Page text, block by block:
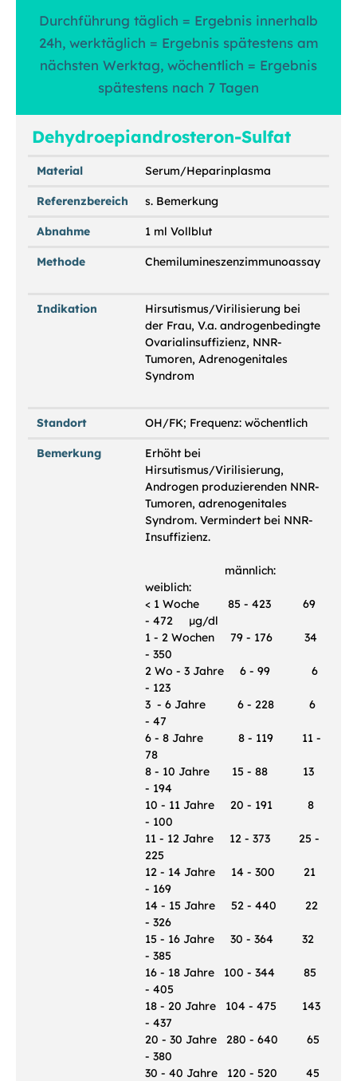
Durchführung täglich = Ergebnis innerhalb
24h, werktäglich = Ergebnis spätestens am
nächsten Werktag, wöchentlich = Ergebnis
spätestens nach 7 Tagen
Dehydroepiandrosteron-Sulfat
Material Serum/Heparinplasma
Referenzbereich s. Bemerkung
Abnahme 1 ml Vollblut
Methode Chemilumineszenzimmunoassay
Indikation
Hirsutismus/Virilisierung bei
der Frau, V.a. androgenbedingte
Ovarialinsuffizienz, NNR-
Tumoren, Adrenogenitales
Syndrom
Standort OH/FK; Frequenz: wöchentlich
Bemerkung
Erhöht bei
Hirsutismus/Virilisierung,
Androgen produzierenden NNR-
Tumoren, adrenogenitales
Syndrom. Vermindert bei NNR-
Insuffizienz.
männlich:
weiblich:
< 1 Woche 85 - 423 69
- 472 µg/dl
1 - 2 Wochen 79 - 176 34
- 350
2 Wo - 3 Jahre 6 - 99 6
- 123
3 - 6 Jahre 6 - 228 6
- 47
6 - 8 Jahre 8 - 119 11 -
78
8 - 10 Jahre 15 - 88 13
- 194
10 - 11 Jahre 20 - 191 8
- 100
11 - 12 Jahre 12 - 373 25 -
225
12 - 14 Jahre 14 - 300 21
- 169
14 - 15 Jahre 52 - 440 22
- 326
15 - 16 Jahre 30 - 364 32
- 385
16 - 18 Jahre 100 - 344 85
- 405
18 - 20 Jahre 104 - 475 143
- 437
20 - 30 Jahre 280 - 640 65
- 380
30 - 40 Jahre 120 - 520 45